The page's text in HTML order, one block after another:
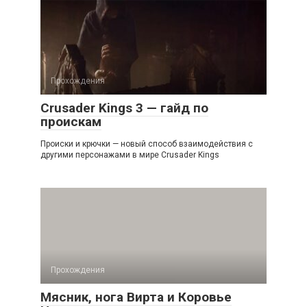
Прохождения
Crusader Kings 3 — гайд по
проискам
Происки и крючки — новый способ взаимодействия с
другими персонажами в мире Crusader Kings
Прохождения
Мясник, нога Вирта и Коровье